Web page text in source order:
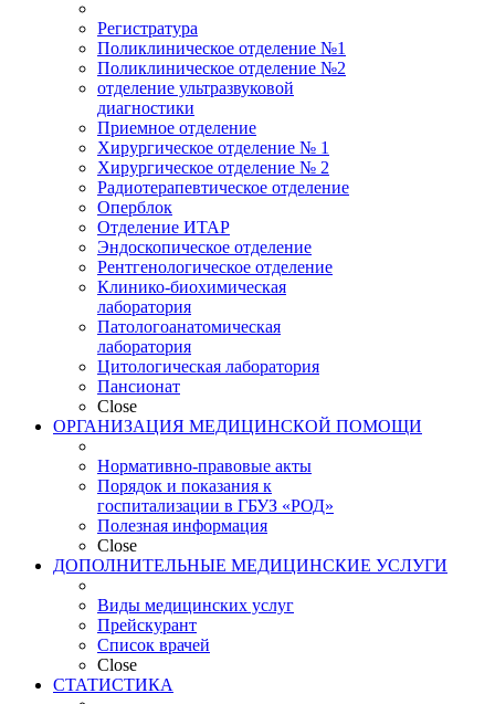
Регистратура
Поликлиническое отделение №1
Поликлиническое отделение №2
отделение ультразвуковой
диагностики
Приемное отделение
Хирургическое отделение № 1
Хирургическое отделение № 2
Радиотерапевтическое отделение
Оперблок
Отделение ИТАР
Эндоскопическое отделение
Рентгенологическое отделение
Клинико-биохимическая
лаборатория
Патологоанатомическая
лаборатория
Цитологическая лаборатория
Пансионат
Close
ОРГАНИЗАЦИЯ МЕДИЦИНСКОЙ ПОМОЩИ
Нормативно-правовые акты
Порядок и показания к
госпитализации в ГБУЗ «РОД»
Полезная информация
Close
ДОПОЛНИТЕЛЬНЫЕ МЕДИЦИНСКИЕ УСЛУГИ
Виды медицинских услуг
Прейскурант
Список врачей
Close
СТАТИСТИКА